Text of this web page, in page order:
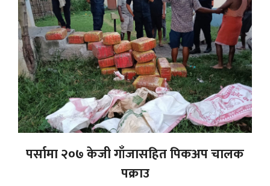
पर्सामा २०७ केजी गाँजासहित पिकअप चालक
पक्राउ